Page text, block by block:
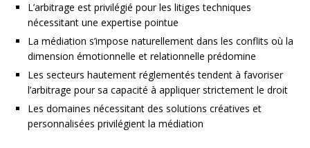
L’arbitrage est privilégié pour les litiges techniques
nécessitant une expertise pointue
La médiation s’impose naturellement dans les conflits où la
dimension émotionnelle et relationnelle prédomine
Les secteurs hautement réglementés tendent à favoriser
l’arbitrage pour sa capacité à appliquer strictement le droit
Les domaines nécessitant des solutions créatives et
personnalisées privilégient la médiation